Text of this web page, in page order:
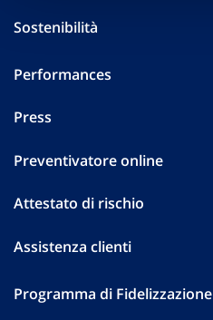
Sostenibilità
Performances
Press
Preventivatore online
Attestato di rischio
Assistenza clienti
Programma di Fidelizzazione